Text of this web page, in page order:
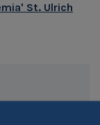
St. Ulrich